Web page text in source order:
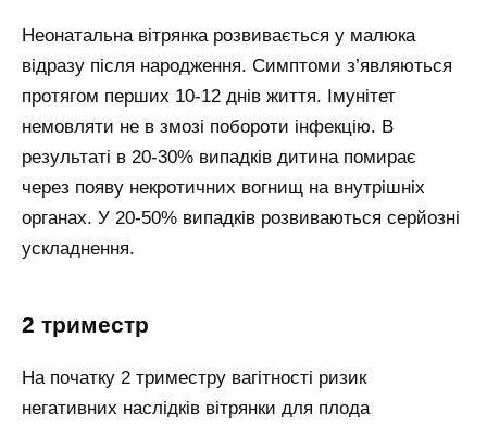
Неонатальна вітрянка розвивається у малюка
відразу після народження. Симптоми з’являються
протягом перших 10-12 днів життя. Імунітет
немовляти не в змозі побороти інфекцію. В
результаті в 20-30% випадків дитина помирає
через появу некротичних вогнищ на внутрішніх
органах. У 20-50% випадків розвиваються серйозні
ускладнення.
2 триместр
На початку 2 триместру вагітності ризик
негативних наслідків вітрянки для плода